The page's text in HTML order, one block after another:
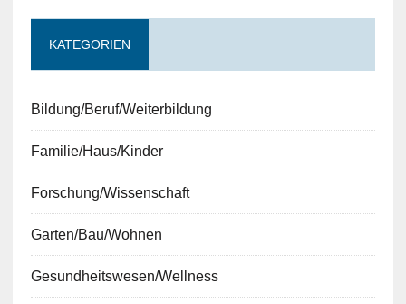
KATEGORIEN
Bildung/Beruf/Weiterbildung
Familie/Haus/Kinder
Forschung/Wissenschaft
Garten/Bau/Wohnen
Gesundheitswesen/Wellness